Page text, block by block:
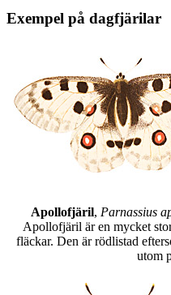
Exempel på dagfjärilar
Apollofjäril, Parnassius
Apollofjäril är en mycket
fläckar. Den är rödlistad
utom